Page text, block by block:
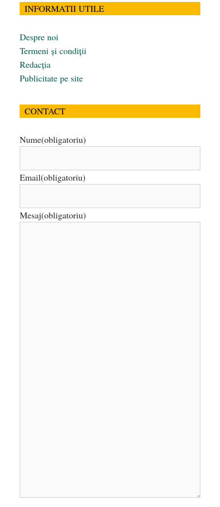
INFORMATII UTILE
Despre noi
Termeni și condiții
Redacția
Publicitate pe site
CONTACT
Nume(obligatoriu)
Email(obligatoriu)
Mesaj(obligatoriu)